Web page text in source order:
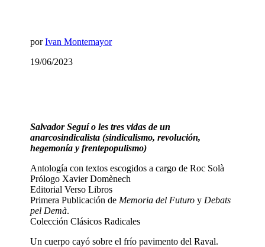
porIvan Montemayor
19/06/2023
Salvador Seguí o les tres vidas de un
anarcosindicalista (sindicalismo, revolución,
hegemonía y frentepopulismo)
Antología con textos escogidos a cargo de Roc Solà
Prólogo Xavier Domènech
Editorial Verso Libros
Primera Publicación de Memoria del Futuroy Debats
pel Demà.
Colección Clásicos Radicales
Un cuerpo cayó sobre el frío pavimento del Raval.